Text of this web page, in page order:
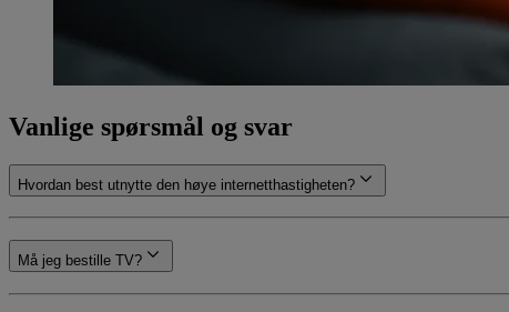
Vanlige spørsmål og svar
Hvordan best utnytte den høye internetthastigheten?
Må jeg bestille TV?